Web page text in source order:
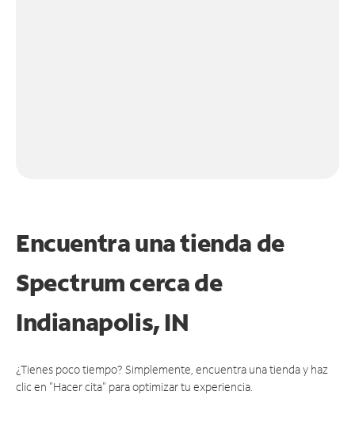
Encuentra una tienda de
Spectrumcerca de
Indianapolis, IN
¿Tienes poco tiempo? Simplemente, encuentra una tienda y haz
clic en "Hacer cita" para optimizar tu experiencia.